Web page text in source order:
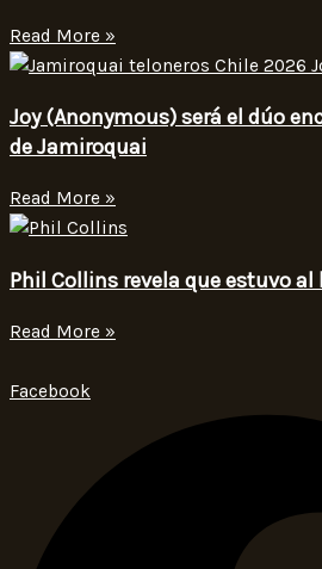
Read More »
Joy (Anonymous) será el dúo
de Jamiroquai
Read More »
Phil Collins revela que estuvo al
Read More »
Facebook